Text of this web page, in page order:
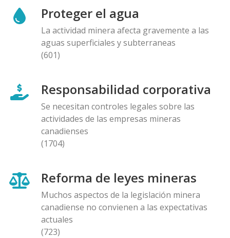
Proteger el agua
La actividad minera afecta gravemente a las
aguas superficiales y subterraneas
(601)
Responsabilidad corporativa
Se necesitan controles legales sobre las
actividades de las empresas mineras
canadienses
(1704)
Reforma de leyes mineras
Muchos aspectos de la legislación minera
canadiense no convienen a las expectativas
actuales
(723)